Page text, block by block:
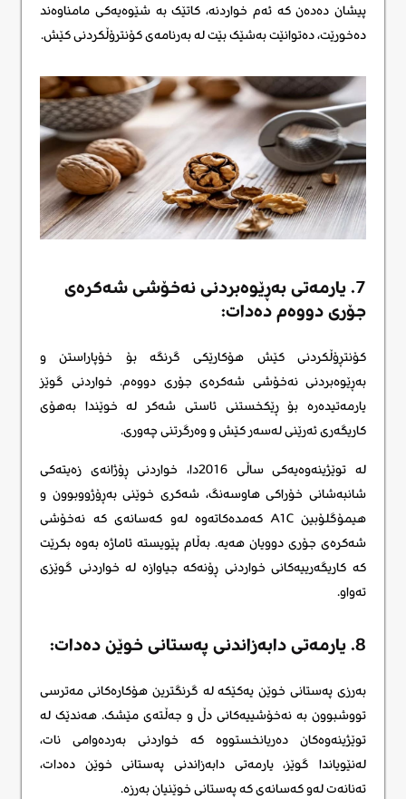
پیشان دەدەن کە ئەم خواردنە، کاتێک بە شێوەیەکی مامناوەند
دەخورێت، دەتوانێت بەشێک بێت لە بەرنامەی کۆنترۆڵکردنی کێش.
7. یارمەتی بەڕێوەبردنی نەخۆشی شەکرەی
جۆری دووەم دەدات:
کۆنتڕۆڵکردنی کێش هۆکارێکی گرنگە بۆ خۆپاراستن و
بەڕێوەبردنی نەخۆشی شەکرەی جۆری دووەم. خواردنی گوێز
یارمەتیدەرە بۆ ڕێکخستنی ئاستی شەکر لە خوێندا بەهۆی
کاریگەری ئەرێنی لەسەر کێش و وەرگرتنی چەوری.
لە توێژینەوەیەکی ساڵی 2016دا، خواردنی ڕۆژانەی زەیتەکی
شانبەشانی خۆراکی هاوسەنگ، شەکری خوێنی بەڕۆژووبوون و
هیمۆگلۆبین A1C کەمدەکاتەوە لەو کەسانەی کە نەخۆشی
شەکرەی جۆری دوویان هەیە. بەڵام پێویستە ئاماژە بەوە بکرێت
کە کاریگەرییەکانی خواردنی ڕۆنەکە جیاوازە لە خواردنی گوێزی
تەواو.
8. یارمەتی دابەزاندنی پەستانی خوێن دەدات:
بەرزی پەستانی خوێن یەکێکە لە گرنگترین هۆکارەکانی مەترسی
تووشبوون بە نەخۆشییەکانی دڵ و جەڵتەی مێشک. هەندێک لە
توێژینەوەکان دەریانخستووە کە خواردنی بەردەوامی نات،
لەنێویاندا گوێز، یارمەتی دابەزاندنی پەستانی خوێن دەدات،
تەنانەت لەو کەسانەی کە پەستانی خوێنیان بەرزە.